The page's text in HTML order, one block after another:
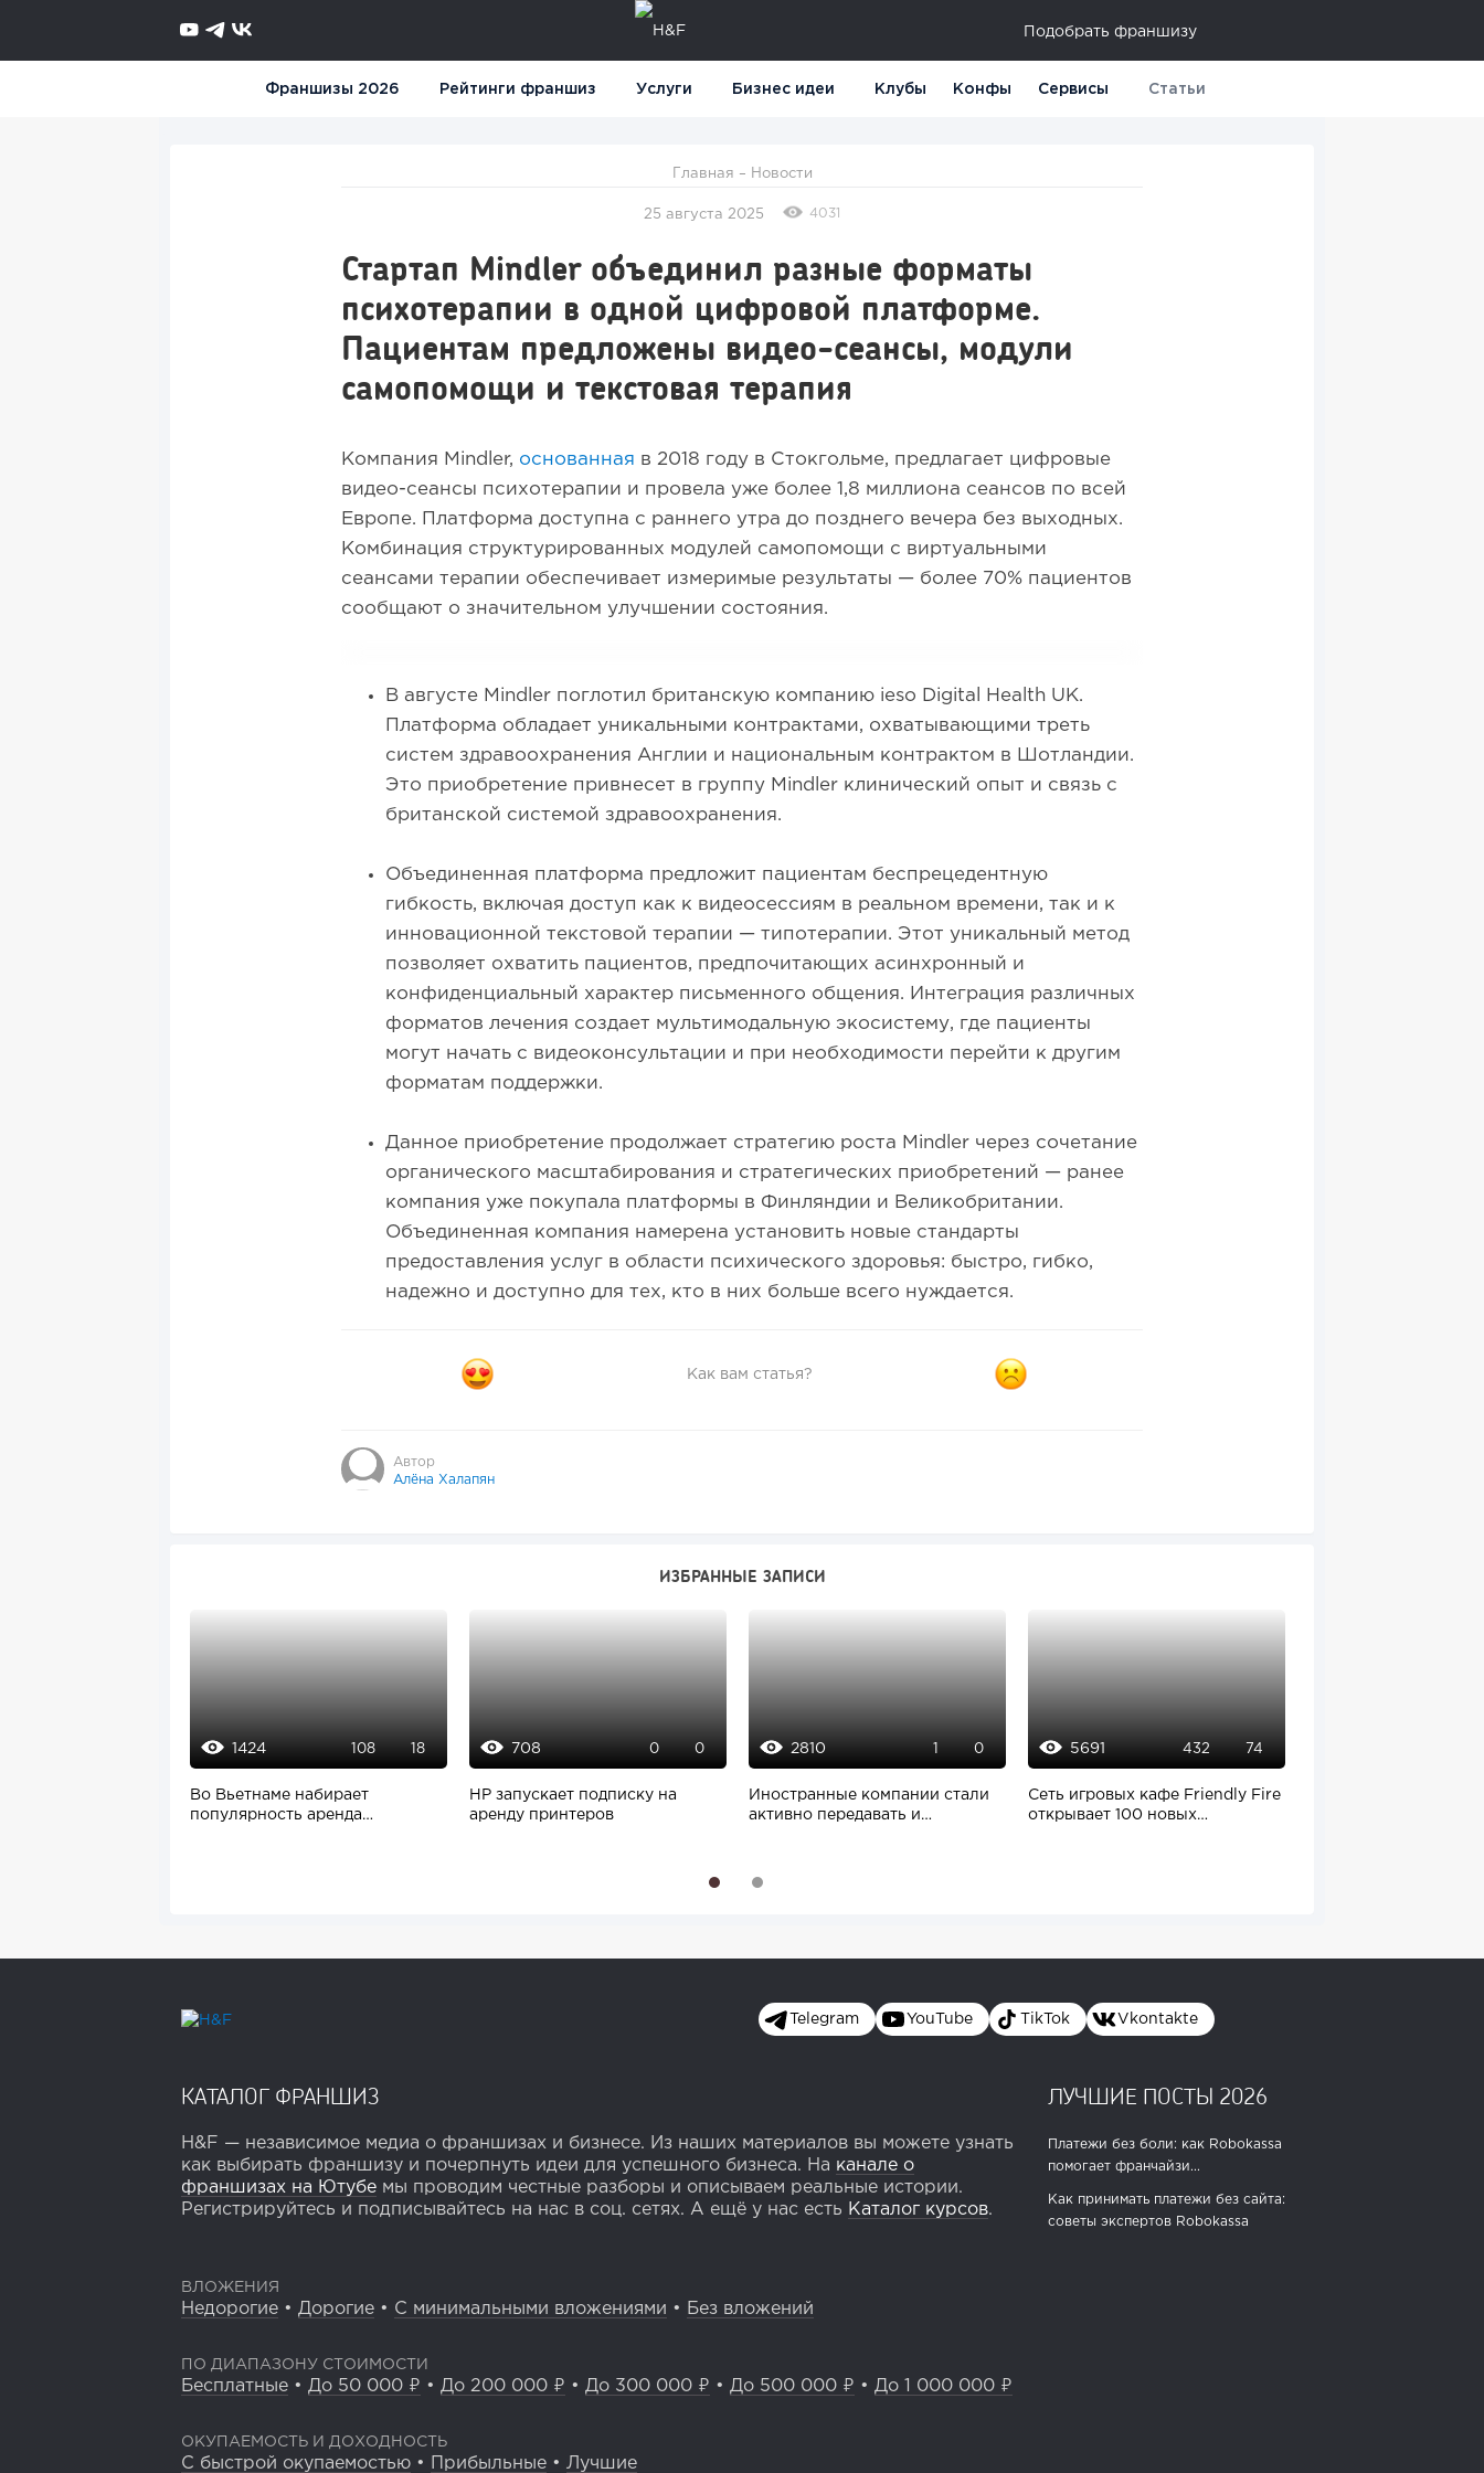
Подобрать франшизу
Франшизы 2026 Рейтинги франшиз Услуги Бизнес идеи Клубы Конфы Сервисы Статьи
Главная – Новости
25 августа 2025 4031
Стартап Mindler объединил разные форматы
психотерапии в одной цифровой платформе.
Пациентам предложены видео-сеансы, модули
самопомощи и текстовая терапия
Компания Mindler, основанная в 2018 году в Стокгольме, предлагает цифровые
видео-сеансы психотерапии и провела уже более 1,8 миллиона сеансов по всей
Европе. Платформа доступна с раннего утра до позднего вечера без выходных.
Комбинация структурированных модулей самопомощи с виртуальными
сеансами терапии обеспечивает измеримые результаты — более 70% пациентов
сообщают о значительном улучшении состояния.
В августе Mindler поглотил британскую компанию ieso Digital Health UK.
Платформа обладает уникальными контрактами, охватывающими треть
систем здравоохранения Англии и национальным контрактом в Шотландии.
Это приобретение привнесет в группу Mindler клинический опыт и связь с
британской системой здравоохранения.
Объединенная платформа предложит пациентам беспрецедентную
гибкость, включая доступ как к видеосессиям в реальном времени, так и к
инновационной текстовой терапии — типотерапии. Этот уникальный метод
позволяет охватить пациентов, предпочитающих асинхронный и
конфиденциальный характер письменного общения. Интеграция различных
форматов лечения создает мультимодальную экосистему, где пациенты
могут начать с видеоконсультации и при необходимости перейти к другим
форматам поддержки.
Данное приобретение продолжает стратегию роста Mindler через сочетание
органического масштабирования и стратегических приобретений — ранее
компания уже покупала платформы в Финляндии и Великобритании.
Объединенная компания намерена установить новые стандарты
предоставления услуг в области психического здоровья: быстро, гибко,
надежно и доступно для тех, кто в них больше всего нуждается.
Как вам статья?
Автор
Алёна Халапян
ИЗБРАННЫЕ ЗАПИСИ
1424 108 18
Во Вьетнаме набирает
популярность аренда
708 0 0
HP запускает подписку на
аренду принтеров
2810 0
Иностранные компании стали
активно передавать и
5691 432 74
Сеть игровых кафе Friendly Fire
открывает 100 новых
2
Telegram YouTube TikTok Vkontakte
КАТАЛОГ ФРАНШИЗ
H&F — независимое медиа о франшизах и бизнесе. Из наших материалов вы можете узнать
как выбирать франшизу и почерпнуть идеи для успешного бизнеса. На канале о
франшизах на Ютубе мы проводим честные разборы и описываем реальные истории.
Регистрируйтесь и подписывайтесь на нас в соц. сетях. А ещё у нас есть Каталог курсов.
ЛУЧШИЕ ПОСТЫ 2026
Платежи без боли: как Robokassa
помогает франчайзи...
Как принимать платежи без сайта:
советы экспертов Robokassa
ВЛОЖЕНИЯ
Недорогие • Дорогие • С минимальными вложениями • Без вложений
ПО ДИАПАЗОНУ СТОИМОСТИ
Бесплатные • До 50 000 ₽ • До 200 000 ₽ • До 300 000 ₽ • До 500 000 ₽ • До 1 000 000 ₽
ОКУПАЕМОСТЬ И ДОХОДНОСТЬ
С быстрой окупаемостью • Прибыльные • Лучшие